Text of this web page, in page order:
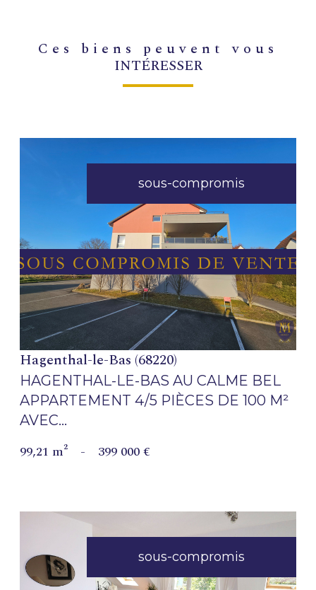
ces biens peuvent vous
INTÉRESSER
sous-compromis
VOIR LE BIEN
Hagenthal-le-Bas (68220)
HAGENTHAL-LE-BAS AU CALME BEL
APPARTEMENT 4/5 PIÈCES DE 100 M²
AVEC...
99,21 m² - 399 000 €
sous-compromis